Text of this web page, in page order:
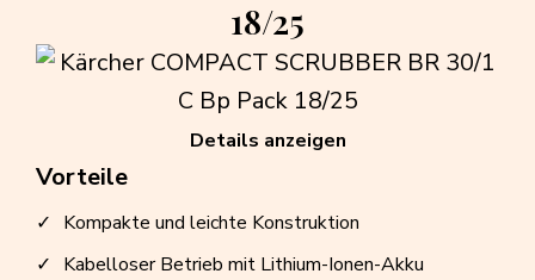
18/25
Vorteile
Kompakte und leichte Konstruktion
Kabelloser Betrieb mit Lithium-Ionen-Akku
Details anzeigen